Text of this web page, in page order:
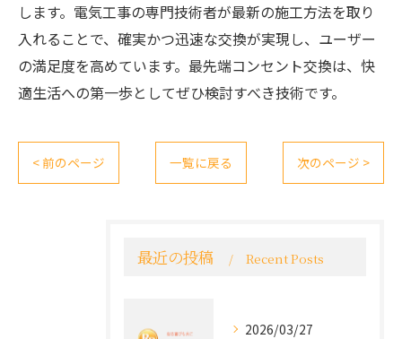
します。電気工事の専門技術者が最新の施工方法を取り
入れることで、確実かつ迅速な交換が実現し、ユーザー
の満足度を高めています。最先端コンセント交換は、快
適生活への第一歩としてぜひ検討すべき技術です。
< 前のページ 一覧に戻る 次のページ >
最近の投稿 Recent Posts
2026/03/27